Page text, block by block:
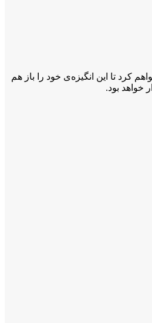
کرد تا این انگیزه‌ی خود را باز هم
خواهد بود.